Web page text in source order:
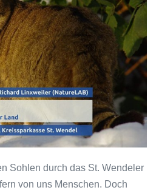
Sohlen durch das St. Wendeler
von uns Menschen. Doch